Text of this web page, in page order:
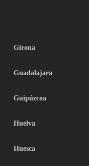
Girona
Guadalajara
Guipúzcoa
Huelva
Huesca